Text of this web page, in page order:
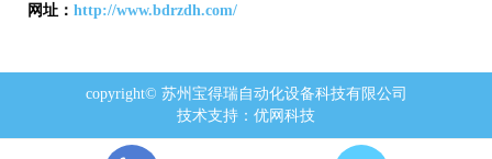
网址： http://www.bdrzdh.com/
copyright© 苏州宝得瑞自动化设备科技有限公司
技术支持： 优网科技